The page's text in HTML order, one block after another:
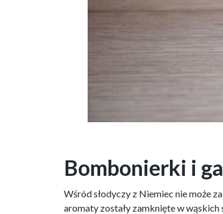
Bombonierki i
Wśród słodyczy z Niemiec nie może
aromaty zostały zamknięte w